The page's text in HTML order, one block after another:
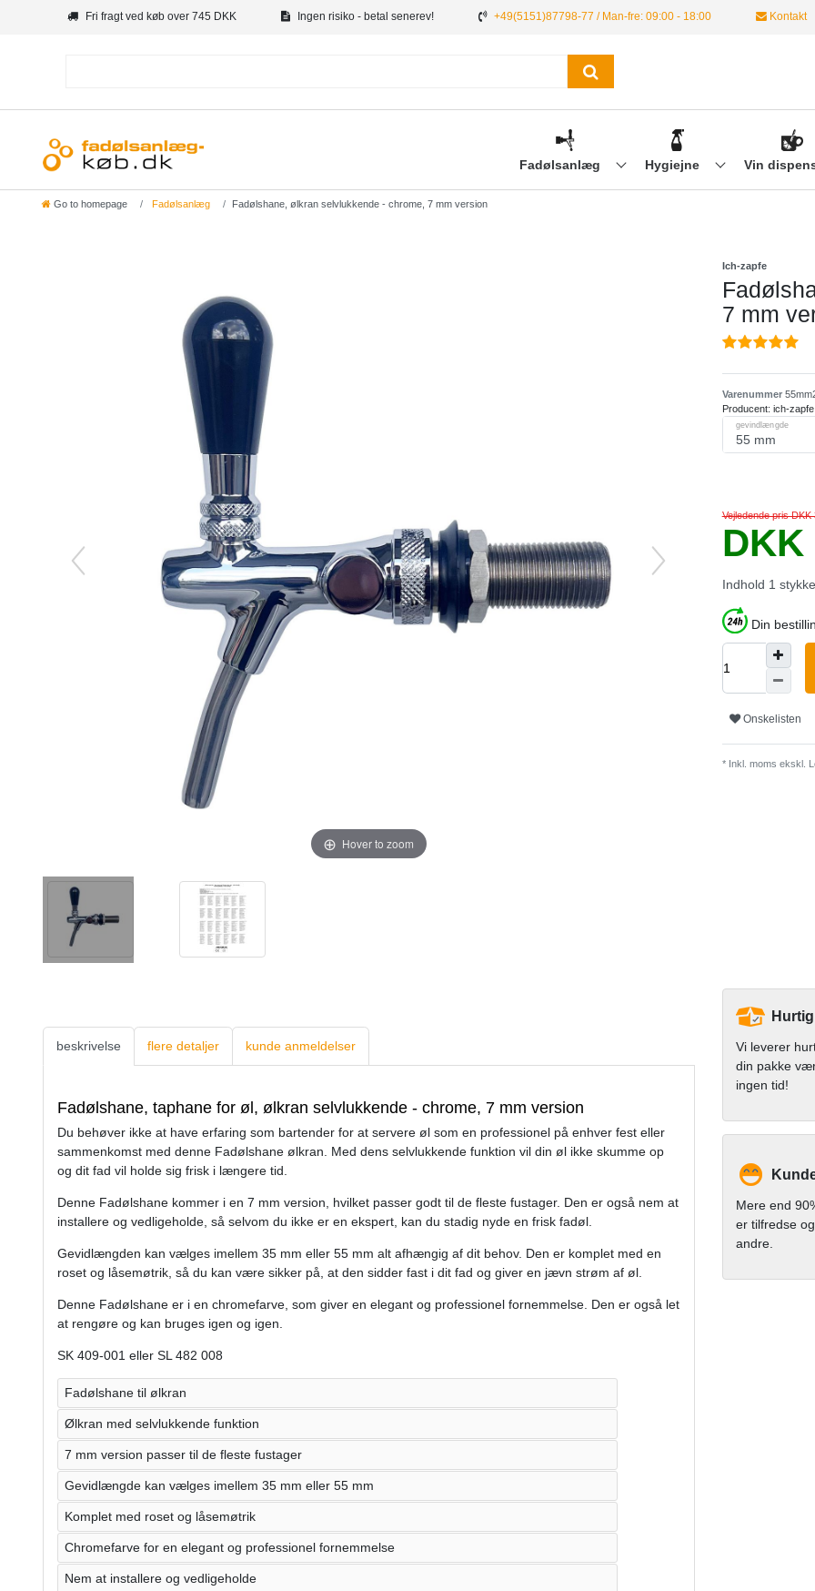
Fri fragt ved køb over 745 DKK Ingen risiko - betal senerev! +49(5151)87798-77 / Man-fre: 09:00 - 18:00 Kontakt
Fadølsanlæg Hygiejne Vin
Go to homepage Fadølsanlæg Fadølshane, ølkran selvlukkende - chrome, 7 mm version
Hover to zoom
Ich-zapfe
7 mm
Varenummer
Producent: ich-zapfe
gevindlængde
Vejledende pris DKK
DKK
Indhold 1 stykke
Din
Onskelisten
* Inkl. moms ekskl.
beskrivelse flere detaljer kunde anmeldelser
Fadølshane, taphane for øl, ølkran selvlukkende - chrome, 7 mm version
Du behøver ikke at have erfaring som bartender for at servere øl som en professionel på enhver fest eller
sammenkomst med denne Fadølshane ølkran. Med dens selvlukkende funktion vil din øl ikke skumme op
og dit fad vil holde sig frisk i længere tid.
Denne Fadølshane kommer i en 7 mm version, hvilket passer godt til de fleste fustager. Den er også nem at
installere og vedligeholde, så selvom du ikke er en ekspert, kan du stadig nyde en frisk fadøl.
Gevidlængden kan vælges imellem 35 mm eller 55 mm alt afhængig af dit behov. Den er komplet med en
roset og låsemøtrik, så du kan være sikker på, at den sidder fast i dit fad og giver en jævn strøm af øl.
Denne Fadølshane er i en chromefarve, som giver en elegant og professionel fornemmelse. Den er også let
at rengøre og kan bruges igen og igen.
SK 409-001 eller SL 482 008
Fadølshane til ølkran
Ølkran med selvlukkende funktion
7 mm version passer til de fleste fustager
Gevidlængde kan vælges imellem 35 mm eller 55 mm
Komplet med roset og låsemøtrik
Chromefarve for en elegant og professionel fornemmelse
Nem at installere og vedligeholde
Vi leverer
din pakke
ingen tid!
Mere end
er tilfredse
andre.